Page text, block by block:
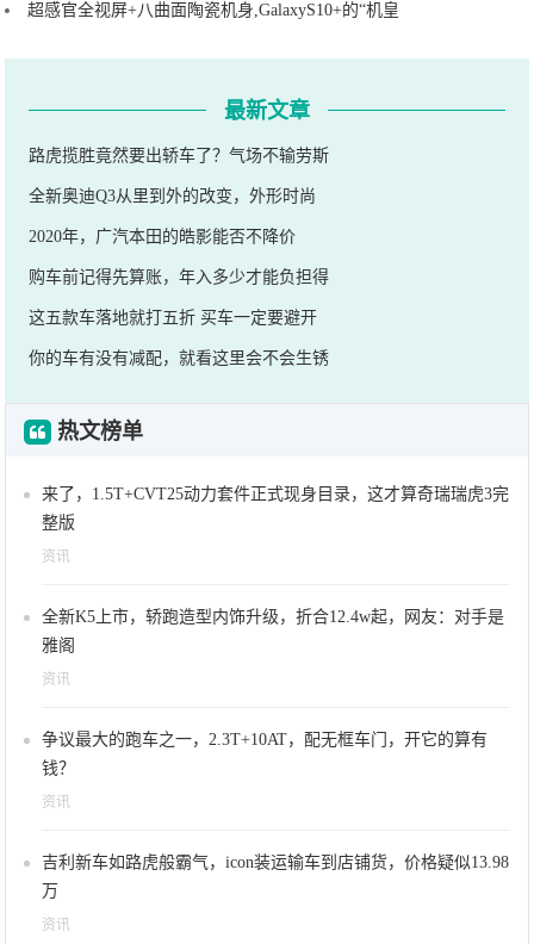
超感官全视屏+八曲面陶瓷机身,GalaxyS10+的“机皇
最新文章
路虎揽胜竟然要出轿车了？气场不输劳斯
全新奥迪Q3从里到外的改变，外形时尚
2020年，广汽本田的皓影能否不降价
购车前记得先算账，年入多少才能负担得
这五款车落地就打五折 买车一定要避开
你的车有没有减配，就看这里会不会生锈
热文榜单
来了，1.5T+CVT25动力套件正式现身目录，这才算奇瑞瑞虎3完
整版
资讯
全新K5上市，轿跑造型内饰升级，折合12.4w起，网友：对手是
雅阁
资讯
争议最大的跑车之一，2.3T+10AT，配无框车门，开它的算有
钱？
资讯
吉利新车如路虎般霸气，icon装运输车到店铺货，价格疑似13.98
万
资讯